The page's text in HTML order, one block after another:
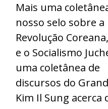
Mais uma
nosso selo sobre a
Revolução
e o Socialismo
uma coletânea de
discursos do
Kim Il Sung acerca